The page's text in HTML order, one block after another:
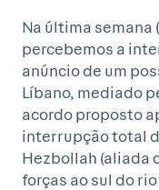
Na última semana
percebemos a
anúncio de um
Líbano, mediado
acordo proposto
interrupção total
Hezbollah (aliada
forças ao sul do